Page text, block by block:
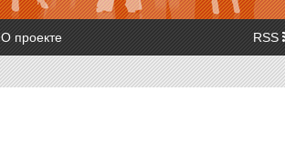
О проекте RSS